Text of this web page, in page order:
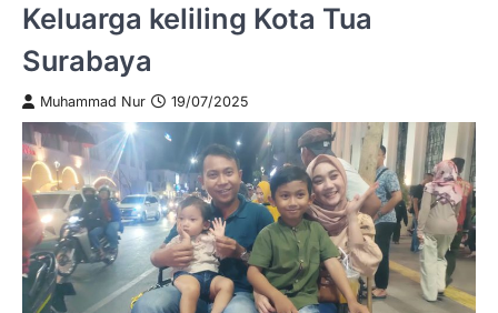
Keluarga keliling Kota Tua
Surabaya
Muhammad Nur 19/07/2025